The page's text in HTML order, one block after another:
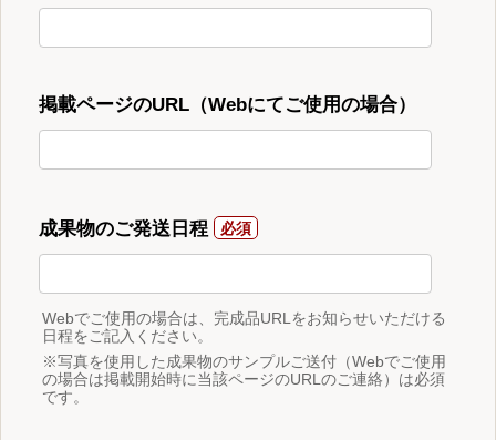
掲載ページのURL（Webにてご使用の場合）
成果物のご発送日程
Webでご使用の場合は、完成品URLをお知らせいただける
日程をご記入ください。
※写真を使用した成果物のサンプルご送付（Webでご使用
の場合は掲載開始時に当該ページのURLのご連絡）は必須
です。